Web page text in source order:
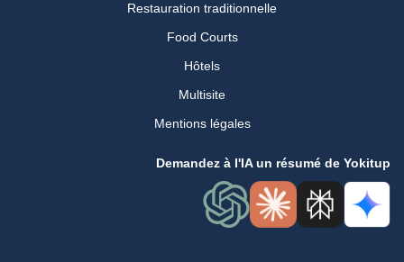
Restauration traditionnelle
Food Courts
Hôtels
Multisite
Mentions légales
Demandez à l'IA un résumé de Yokitup